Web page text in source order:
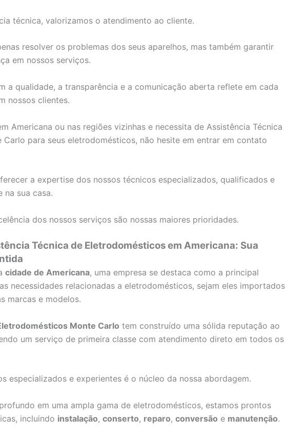
técnica, valorizamos o atendimento ao cliente.
resolver os problemas dos seus aparelhos, mas também garantir
em nossos serviços.
a qualidade, a transparência e a comunicação aberta reflete em cada
nossos clientes.
Americana ou nas regiões vizinhas e necessita de Assistência Técnica
para seus eletrodomésticos, não hesite em entrar em contato
a expertise dos nossos técnicos especializados, qualificados e
na sua casa.
dos nossos serviços são nossas maiores prioridades.
Técnica de Eletrodomésticos em Americana: Sua
cidade de Americana, uma empresa se destaca como a principal
necessidades relacionadas a eletrodomésticos, sejam eles importados
marcas e modelos.
Monte Carlo tem construído uma sólida reputação ao
um serviço de primeira classe com atendimento direto em todos os
especializados e experientes é o núcleo da nossa abordagem.
em uma ampla gama de eletrodomésticos, estamos prontos
incluindo instalação, conserto, reparo, conversão e manutenção.